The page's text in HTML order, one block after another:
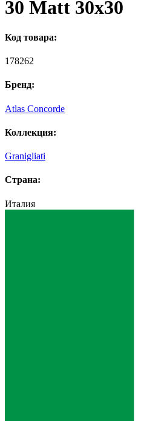
30 Matt 30x30
Код товара:
178262
Бренд:
Atlas Concorde
Коллекция:
Granigliati
Страна:
Италия